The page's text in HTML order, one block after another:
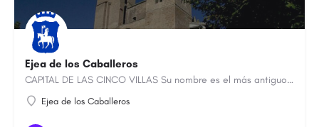
Ejea de los Caballeros
CAPITAL DE LAS CINCO VILLAS Su nombre es el más antiguo de los documentados en la zona. Sekia, como así se…
Ejea de los Caballeros